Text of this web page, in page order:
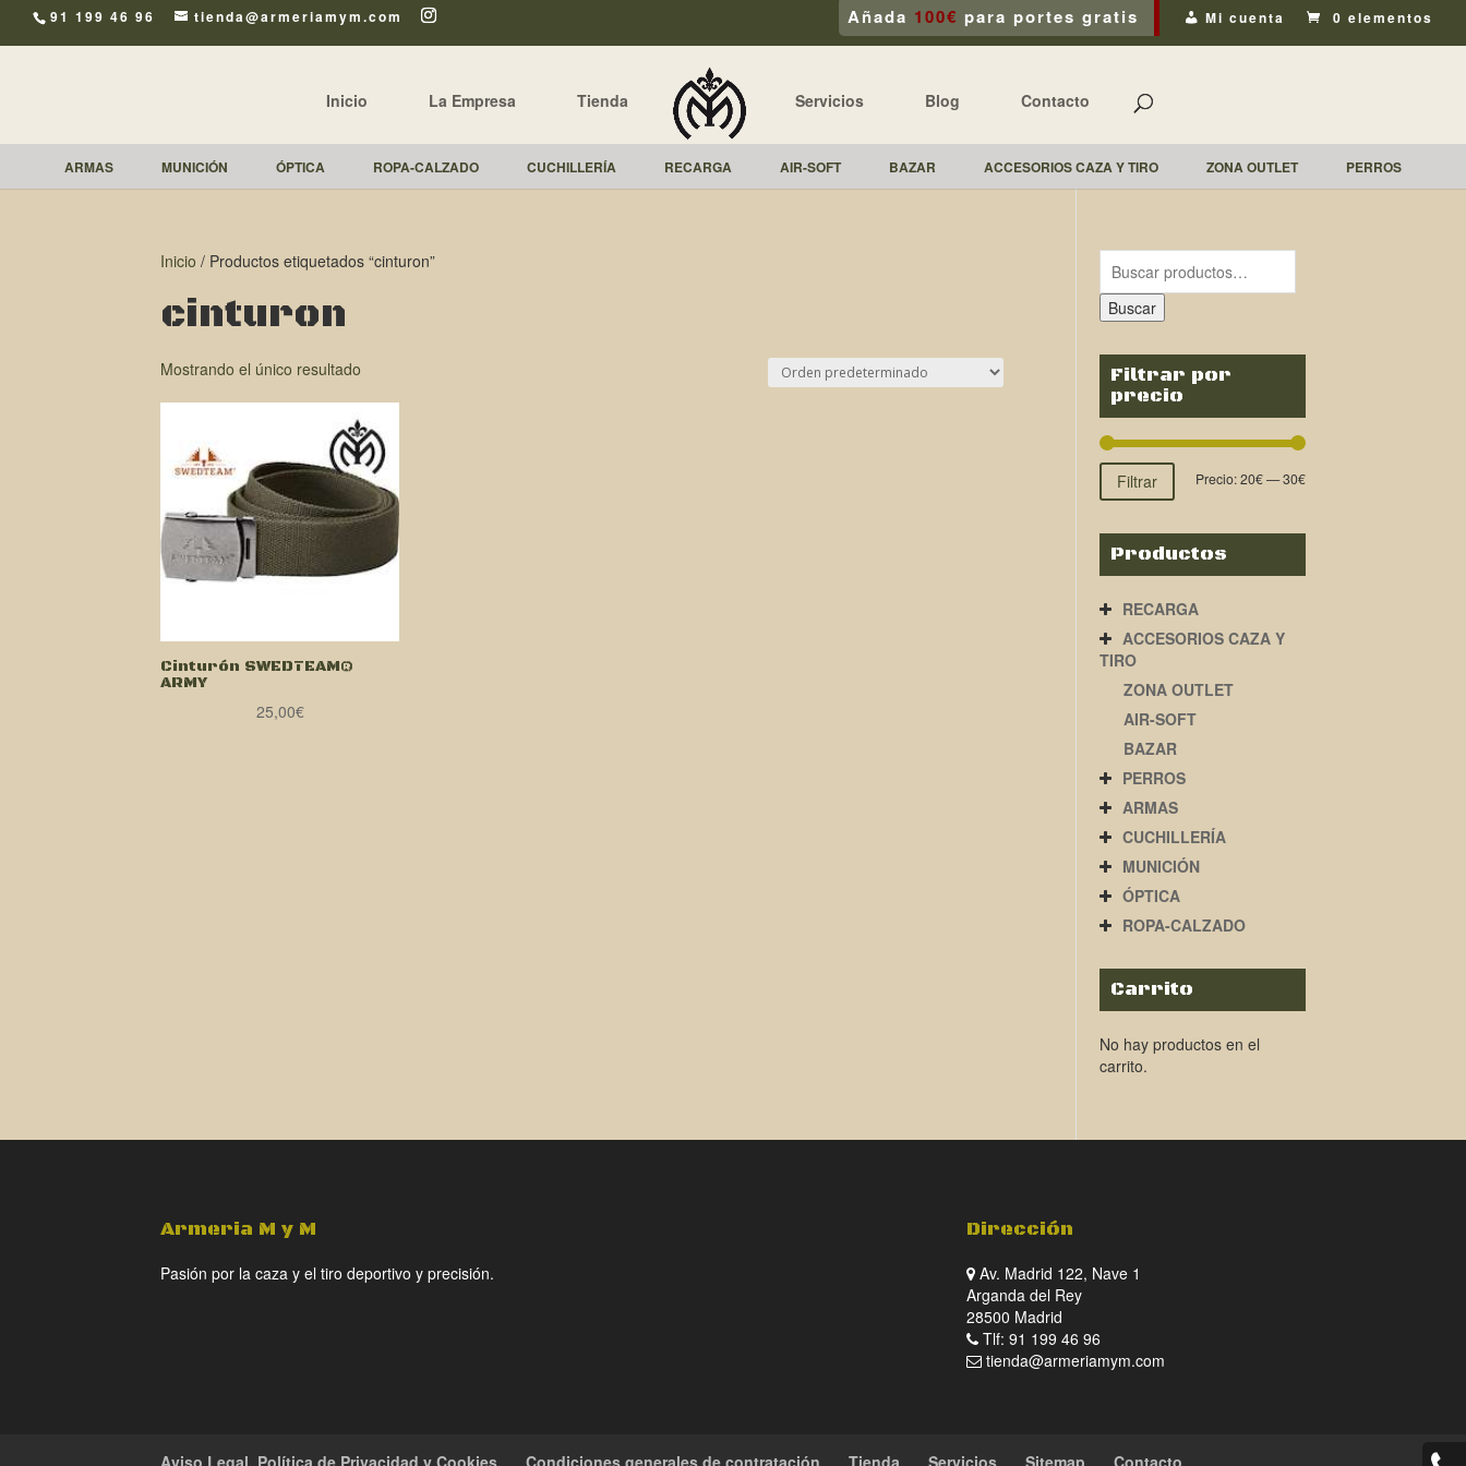
91 199 46 96 tienda@armeriamym.com Añada 100€ para portes gratis Mi cuenta 0 elementos
Inicio La Empresa Tienda Servicios Blog Contacto
ARMAS MUNICIÓN ÓPTICA ROPA-CALZADO CUCHILLERÍA RECARGA AIR-SOFT BAZAR ACCESORIOS CAZA Y TIRO ZONA OUTLET PERROS
Inicio / Productos etiquetados “cinturon”
cinturon
Mostrando el único resultado
Cinturón SWEDTEAM®
ARMY
25,00€
Buscar
Filtrar por
precio
Filtrar Precio:20€—30€
Productos
RECARGA
ACCESORIOS CAZA Y
TIRO
ZONA OUTLET
AIR-SOFT
BAZAR
PERROS
ARMAS
CUCHILLERÍA
MUNICIÓN
ÓPTICA
ROPA-CALZADO
Carrito
No hay productos en el
carrito.
Armeria M y M
Pasión por la caza y el tiro deportivo y precisión.
Dirección
Av. Madrid 122, Nave 1
Arganda del Rey
28500 Madrid
Tlf: 91 199 46 96
tienda@armeriamym.com